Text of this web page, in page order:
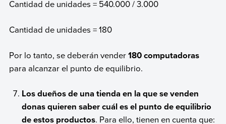
Cantidad de unidades = 540.000 / 3.000
Cantidad de unidades = 180
Por lo tanto, se deberán vender180 computadoras
para alcanzar el punto de equilibrio.
Los dueños de una tienda en la que se venden
donas quieren saber cuál es el punto de equilibrio
de estos productos. Para ello, tienen en cuenta que: